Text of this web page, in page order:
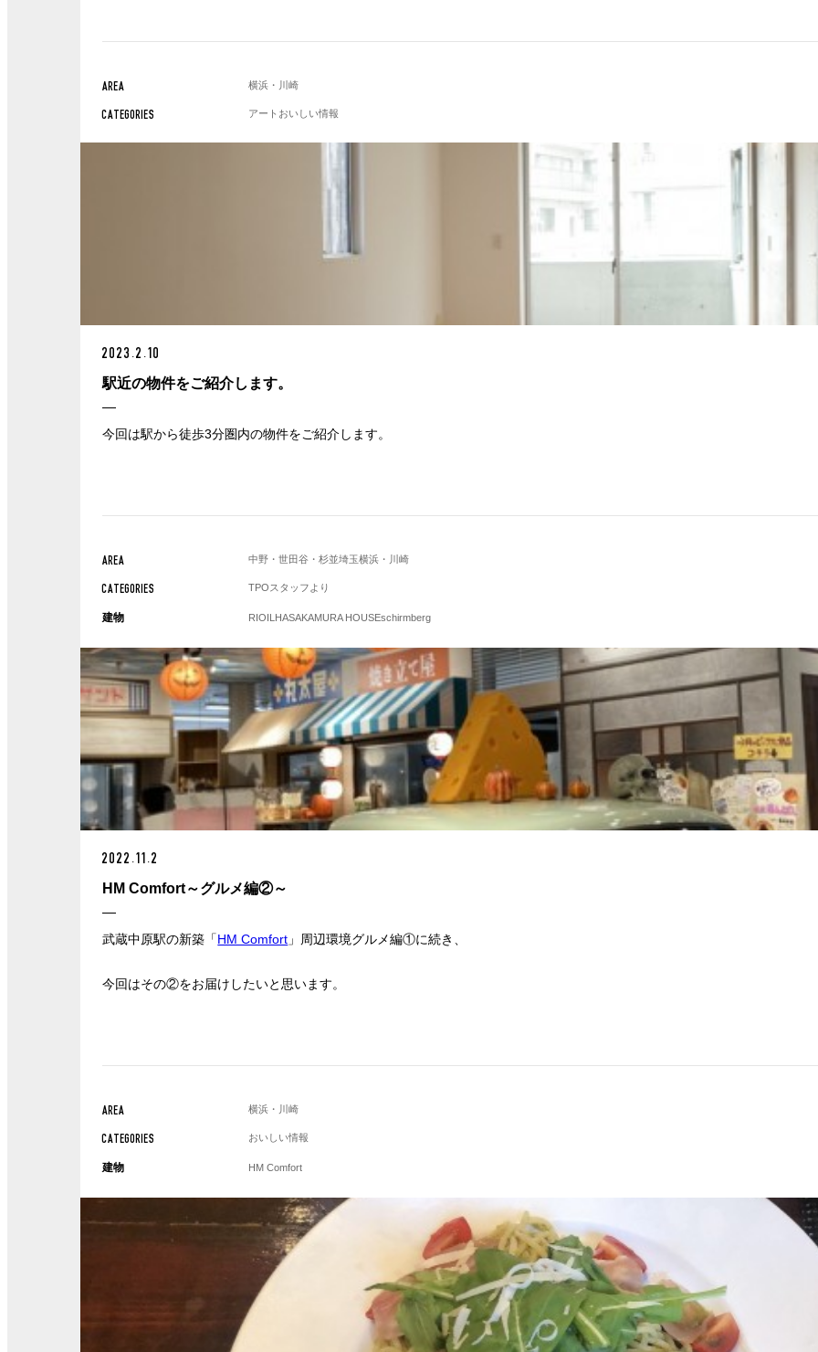
AREA 横浜・川崎
CATEGORIES アート おいしい情報
2023.2.10
駅近の物件をご紹介します。
今回は駅から徒歩3分圏内の物件をご紹介します。
AREA 中野・世田谷・杉並埼玉横浜・川崎
CATEGORIES TPOスタッフより
建物 RIOILHASAKAMURA HOUSEschirmberg
2022.11.2
HM Comfort～グルメ編②～
武蔵中原駅の新築「HM Comfort 」周辺環境グルメ編①に続き、
今回はその②をお届けしたいと思います。
AREA 横浜・川崎
CATEGORIES おいしい情報
建物 HM Comfort